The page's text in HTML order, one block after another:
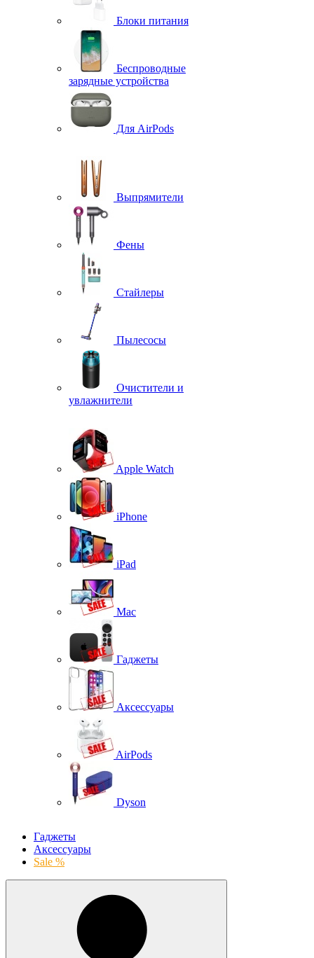
Блоки питания
Беспроводные
зарядные устройства
Для AirPods
Выпрямители
Фены
Стайлеры
Пылесосы
Очистители и
увлажнители
Apple Watch
iPhone
iPad
Mac
Гаджеты
Аксессуары
AirPods
Dyson
Гаджеты
Аксессуары
Sale %